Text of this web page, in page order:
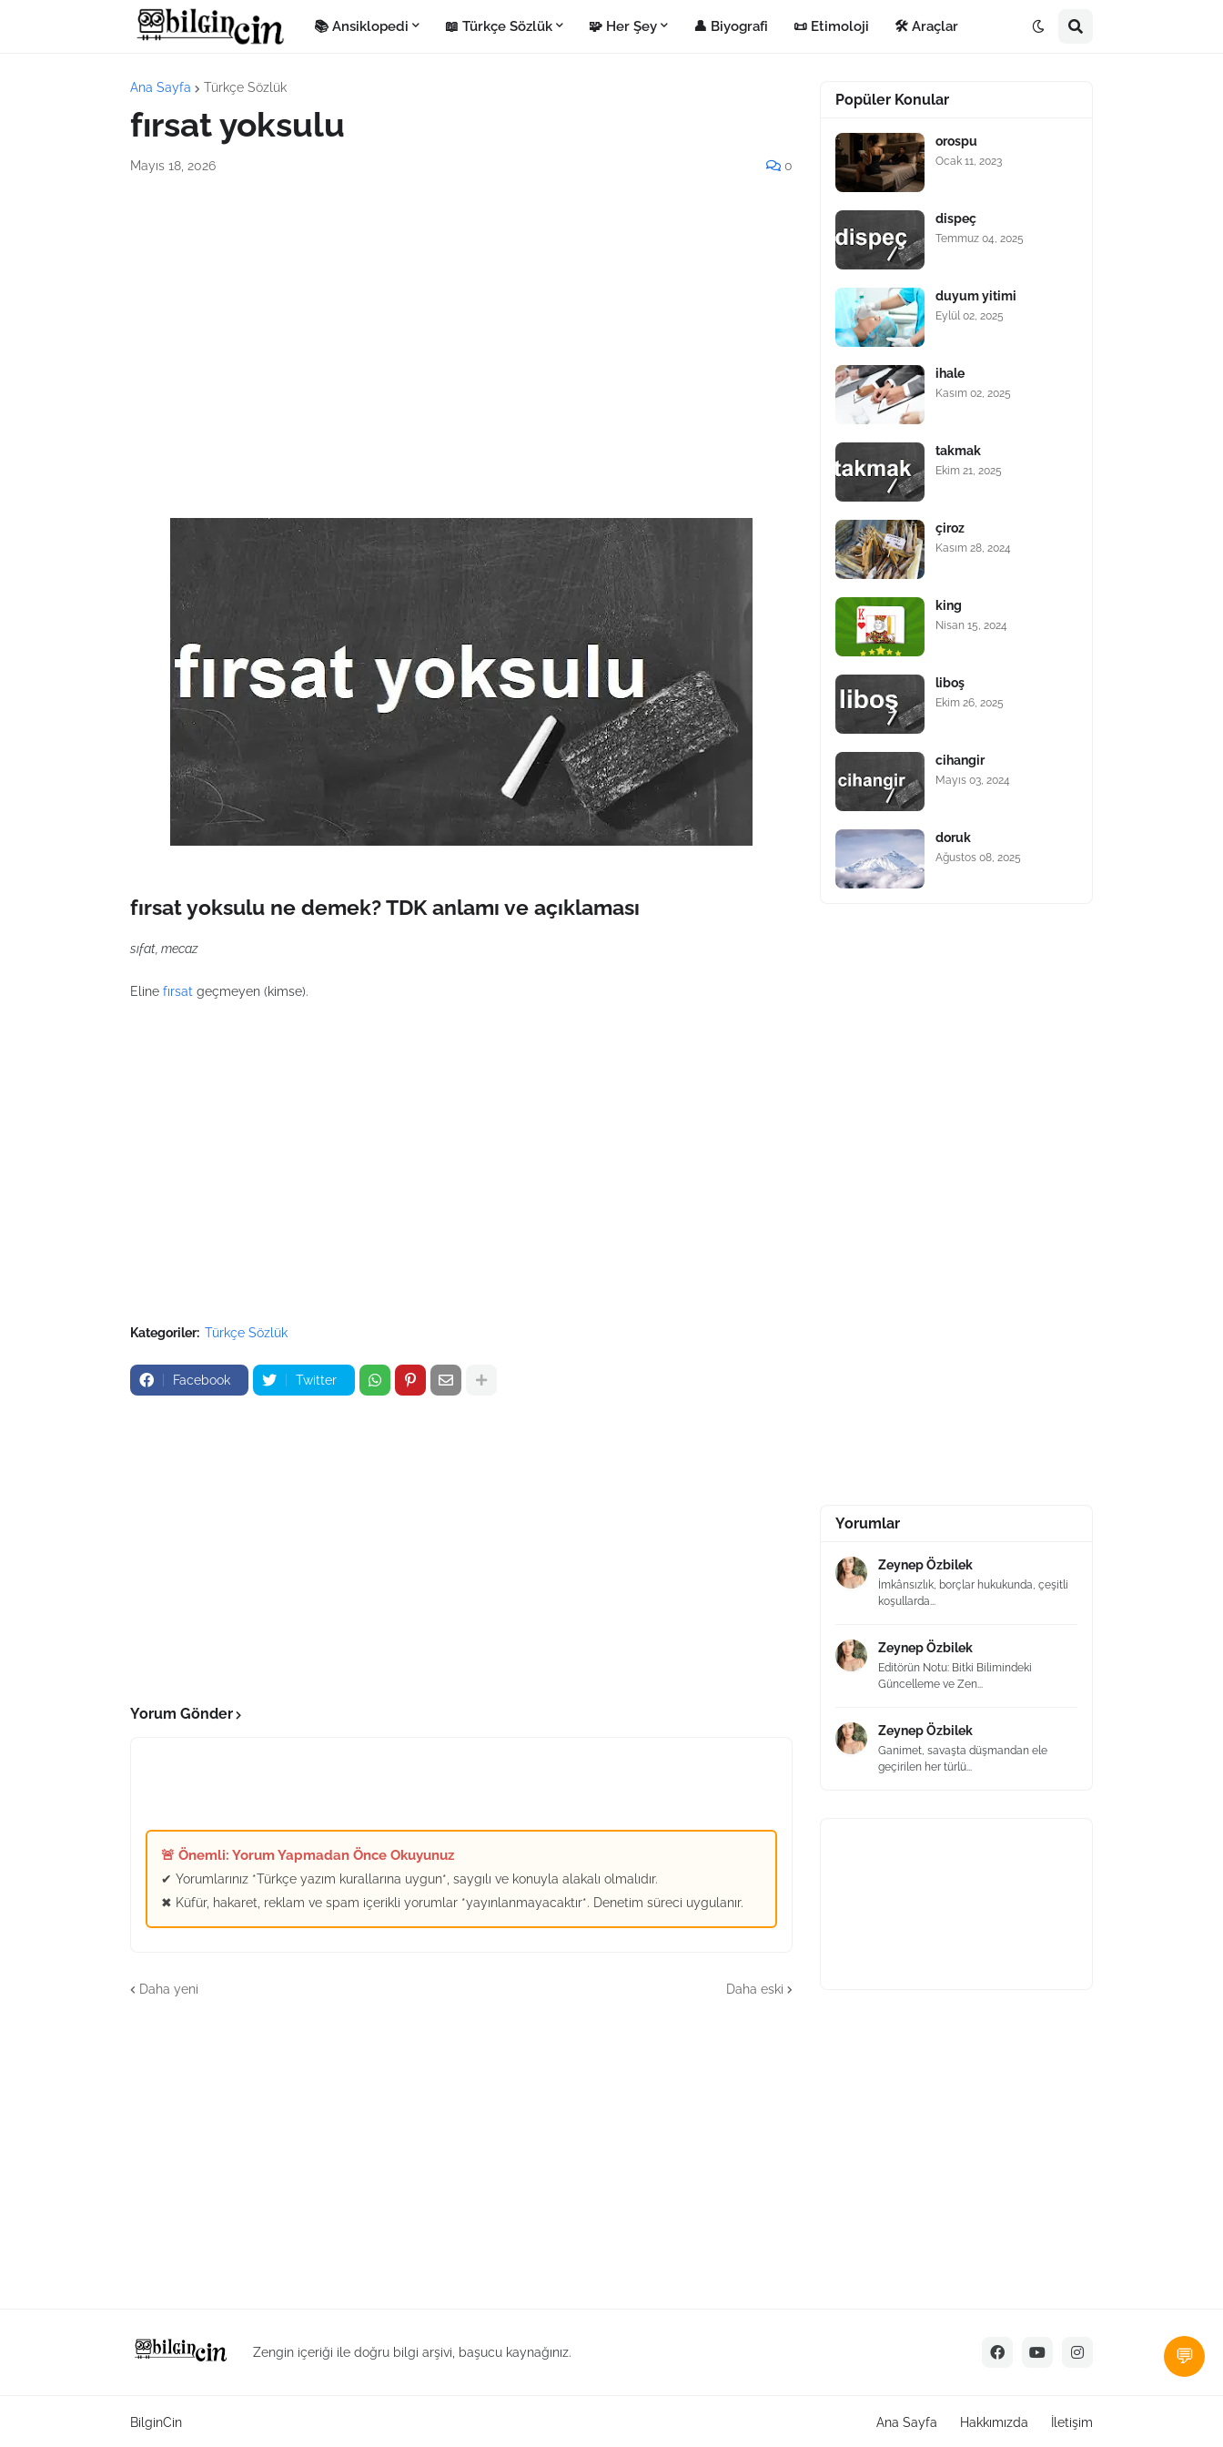
📚 Ansiklopedi 📖 Türkçe Sözlük 🧩 Her Şey 👤 Biyografi 📜 Etimoloji 🛠️ Araçlar
Ana Sayfa Türkçe Sözlük
fırsat yoksulu
Mayıs 18, 2026 0
fırsat yoksulu ne demek? TDK anlamı ve açıklaması
sıfat, mecaz
Eline fırsat geçmeyen (kimse).
Kategoriler: Türkçe Sözlük
Facebook Twitter
Yorum Gönder
🚨 Önemli: Yorum Yapmadan Önce Okuyunuz
✔ Yorumlarınız *Türkçe yazım kurallarına uygun*, saygılı ve konuyla alakalı olmalıdır.
✖ Küfür, hakaret, reklam ve spam içerikli yorumlar *yayınlanmayacaktır*. Denetim süreci uygulanır.
Daha yeni Daha eski
Popüler Konular
orospu
Ocak 11, 2023
dispeç
Temmuz 04, 2025
duyum yitimi
Eylül 02, 2025
ihale
Kasım 02, 2025
takmak
Ekim 21, 2025
çiroz
Kasım 28, 2024
king
Nisan 15, 2024
liboş
Ekim 26, 2025
cihangir
Mayıs 03, 2024
doruk
Ağustos 08, 2025
Yorumlar
Zeynep Özbilek
İmkânsızlık, borçlar hukukunda, çeşitli
koşullarda...
Zeynep Özbilek
Editörün Notu: Bitki Bilimindeki
Güncelleme ve Zen...
Zeynep Özbilek
Ganimet, savaşta düşmandan ele
geçirilen her türlü...
Zengin içeriği ile doğru bilgi arşivi, başucu kaynağınız.
BilginCin Ana Sayfa Hakkımızda İletişim
💬